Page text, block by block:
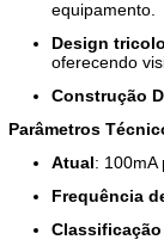
equipamento.
Design
oferecendo
Construção
Parâmetros
Atual: 100mA
Frequência
Classificação